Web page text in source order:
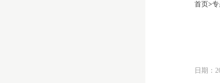
首页>
日期：